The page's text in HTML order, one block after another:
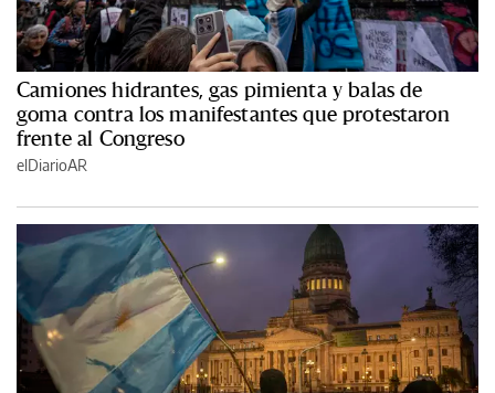
Camiones hidrantes, gas pimienta y balas de
goma contra los manifestantes que protestaron
frente al Congreso
elDiarioAR